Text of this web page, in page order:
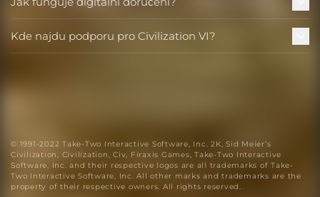
Kde najdu podporu pro Civilization VI?
© 1991-2022 Take-Two Interactive Software, Inc. 2K, Sid Meier’s
Civilization, Civilization, Civ, Firaxis Games, Take-Two Interactive
Software, Inc. and their respective logos are all trademarks of Take-
Two Interactive Software, Inc. All other marks and trademarks are the
property of their respective owners. All rights reserved.